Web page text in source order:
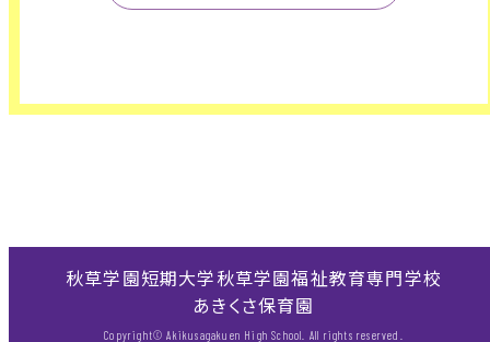
秋草学園短期大学秋草学園福祉教育専門学校
あきくさ保育園
Copyright© Akikusagakuen High School. All rights reserved.